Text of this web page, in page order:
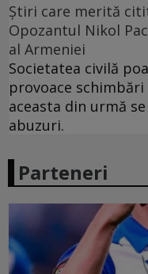
Ştiri care merită
Opozantul Nikol
al Armeniei
Societatea civilă
provoace
aceasta din urmă
abuzuri.
Parteneri